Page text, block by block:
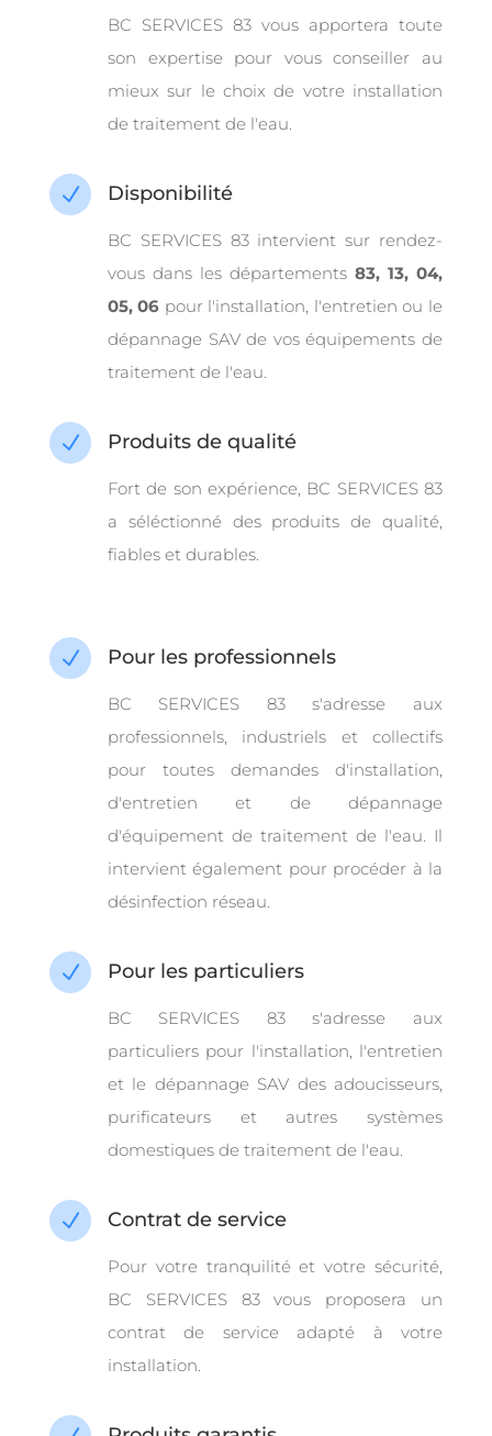
BC SERVICES 83 vous apportera toute
son expertise pour vous conseiller au
mieux sur le choix de votre installation
de traitement de l'eau.
N Disponibilité
BC SERVICES 83 intervient sur rendez-
vous dans les départements 83, 13, 04,
05, 06 pour l'installation, l'entretien ou le
dépannage SAV de vos équipements de
traitement de l'eau.
N Produits de qualité
Fort de son expérience, BC SERVICES 83
a séléctionné des produits de qualité,
fiables et durables.
N Pour les professionnels
BC SERVICES 83 s'adresse aux
professionnels, industriels et collectifs
pour toutes demandes d'installation,
d'entretien et de dépannage
d'équipement de traitement de l'eau. Il
intervient également pour procéder à la
désinfection réseau.
N Pour les particuliers
BC SERVICES 83 s'adresse aux
particuliers pour l'installation, l'entretien
et le dépannage SAV des adoucisseurs,
purificateurs et autres systèmes
domestiques de traitement de l'eau.
N Contrat de service
Pour votre tranquilité et votre sécurité,
BC SERVICES 83 vous proposera un
contrat de service adapté à votre
installation.